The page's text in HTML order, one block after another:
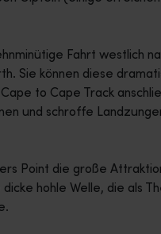
Fahrt westlich
Sie können diese
to Cape Track
und schroffe
Point die große
hohle Welle, die als